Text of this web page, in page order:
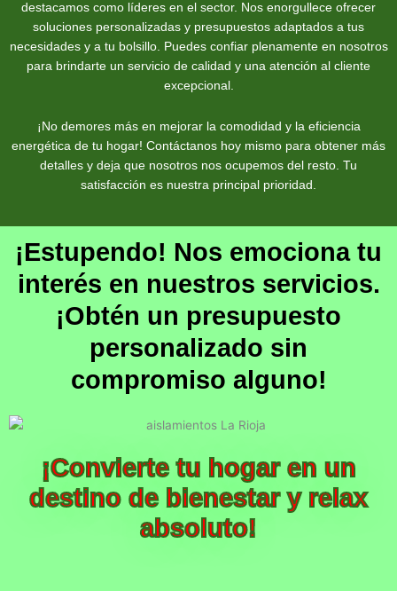
destacamos como líderes en el sector. Nos enorgullece ofrecer
soluciones personalizadas y presupuestos adaptados a tus
necesidades y a tu bolsillo. Puedes confiar plenamente en nosotros
para brindarte un servicio de calidad y una atención al cliente
excepcional.
¡No demores más en mejorar la comodidad y la eficiencia
energética de tu hogar! Contáctanos hoy mismo para obtener más
detalles y deja que nosotros nos ocupemos del resto. Tu
satisfacción es nuestra principal prioridad.
¡Estupendo! Nos emociona tu
interés en nuestros servicios.
¡Obtén un presupuesto
personalizado sin
compromiso alguno!
¡Convierte tu hogar en un
destino de bienestar y relax
absoluto!